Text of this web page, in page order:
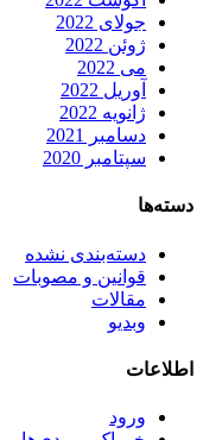
جولای 2022
ژوئن 2022
می 2022
آوریل 2022
ژانویه 2022
دسامبر 2021
سپتامبر 2020
دسته‌ها
دسته‌بندی نشده
قوانین و مصوبات
مقالات
وبدیو
اطلاعات
ورود